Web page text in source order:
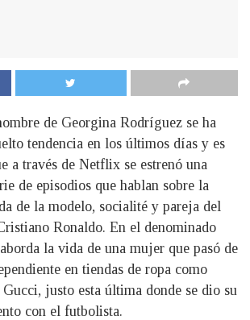
de Georgina Rodríguez se ha
tendencia en los últimos días y es
a través de Netflix se estrenó una
de episodios que hablan sobre la
de la modelo, socialité y pareja del
Ronaldo. En el denominado
la vida de una mujer que pasó de
en tiendas de ropa como
justo esta última donde se dio su
con el futbolista.